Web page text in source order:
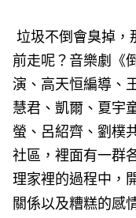
垃圾不倒會臭掉，
前走呢？音樂劇《
演、高天恒編導、
慧君、凱爾、夏宇
螢、呂紹齊、劉樸
社區，裡面有一群
理家裡的過程中，
關係以及糟糕的感